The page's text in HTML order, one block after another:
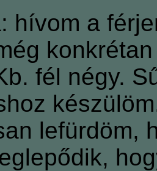
hívom a
fél négy.
lefürdöm,